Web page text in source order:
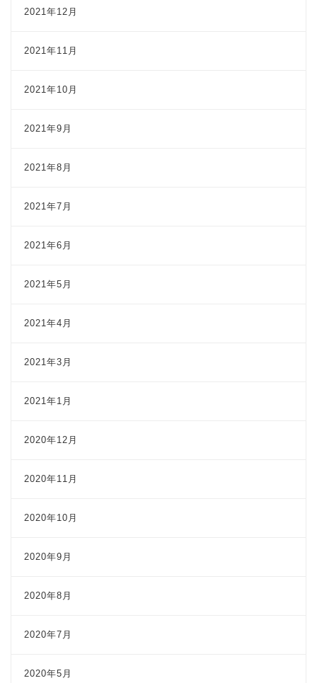
2021年12月
2021年11月
2021年10月
2021年9月
2021年8月
2021年7月
2021年6月
2021年5月
2021年4月
2021年3月
2021年1月
2020年12月
2020年11月
2020年10月
2020年9月
2020年8月
2020年7月
2020年5月